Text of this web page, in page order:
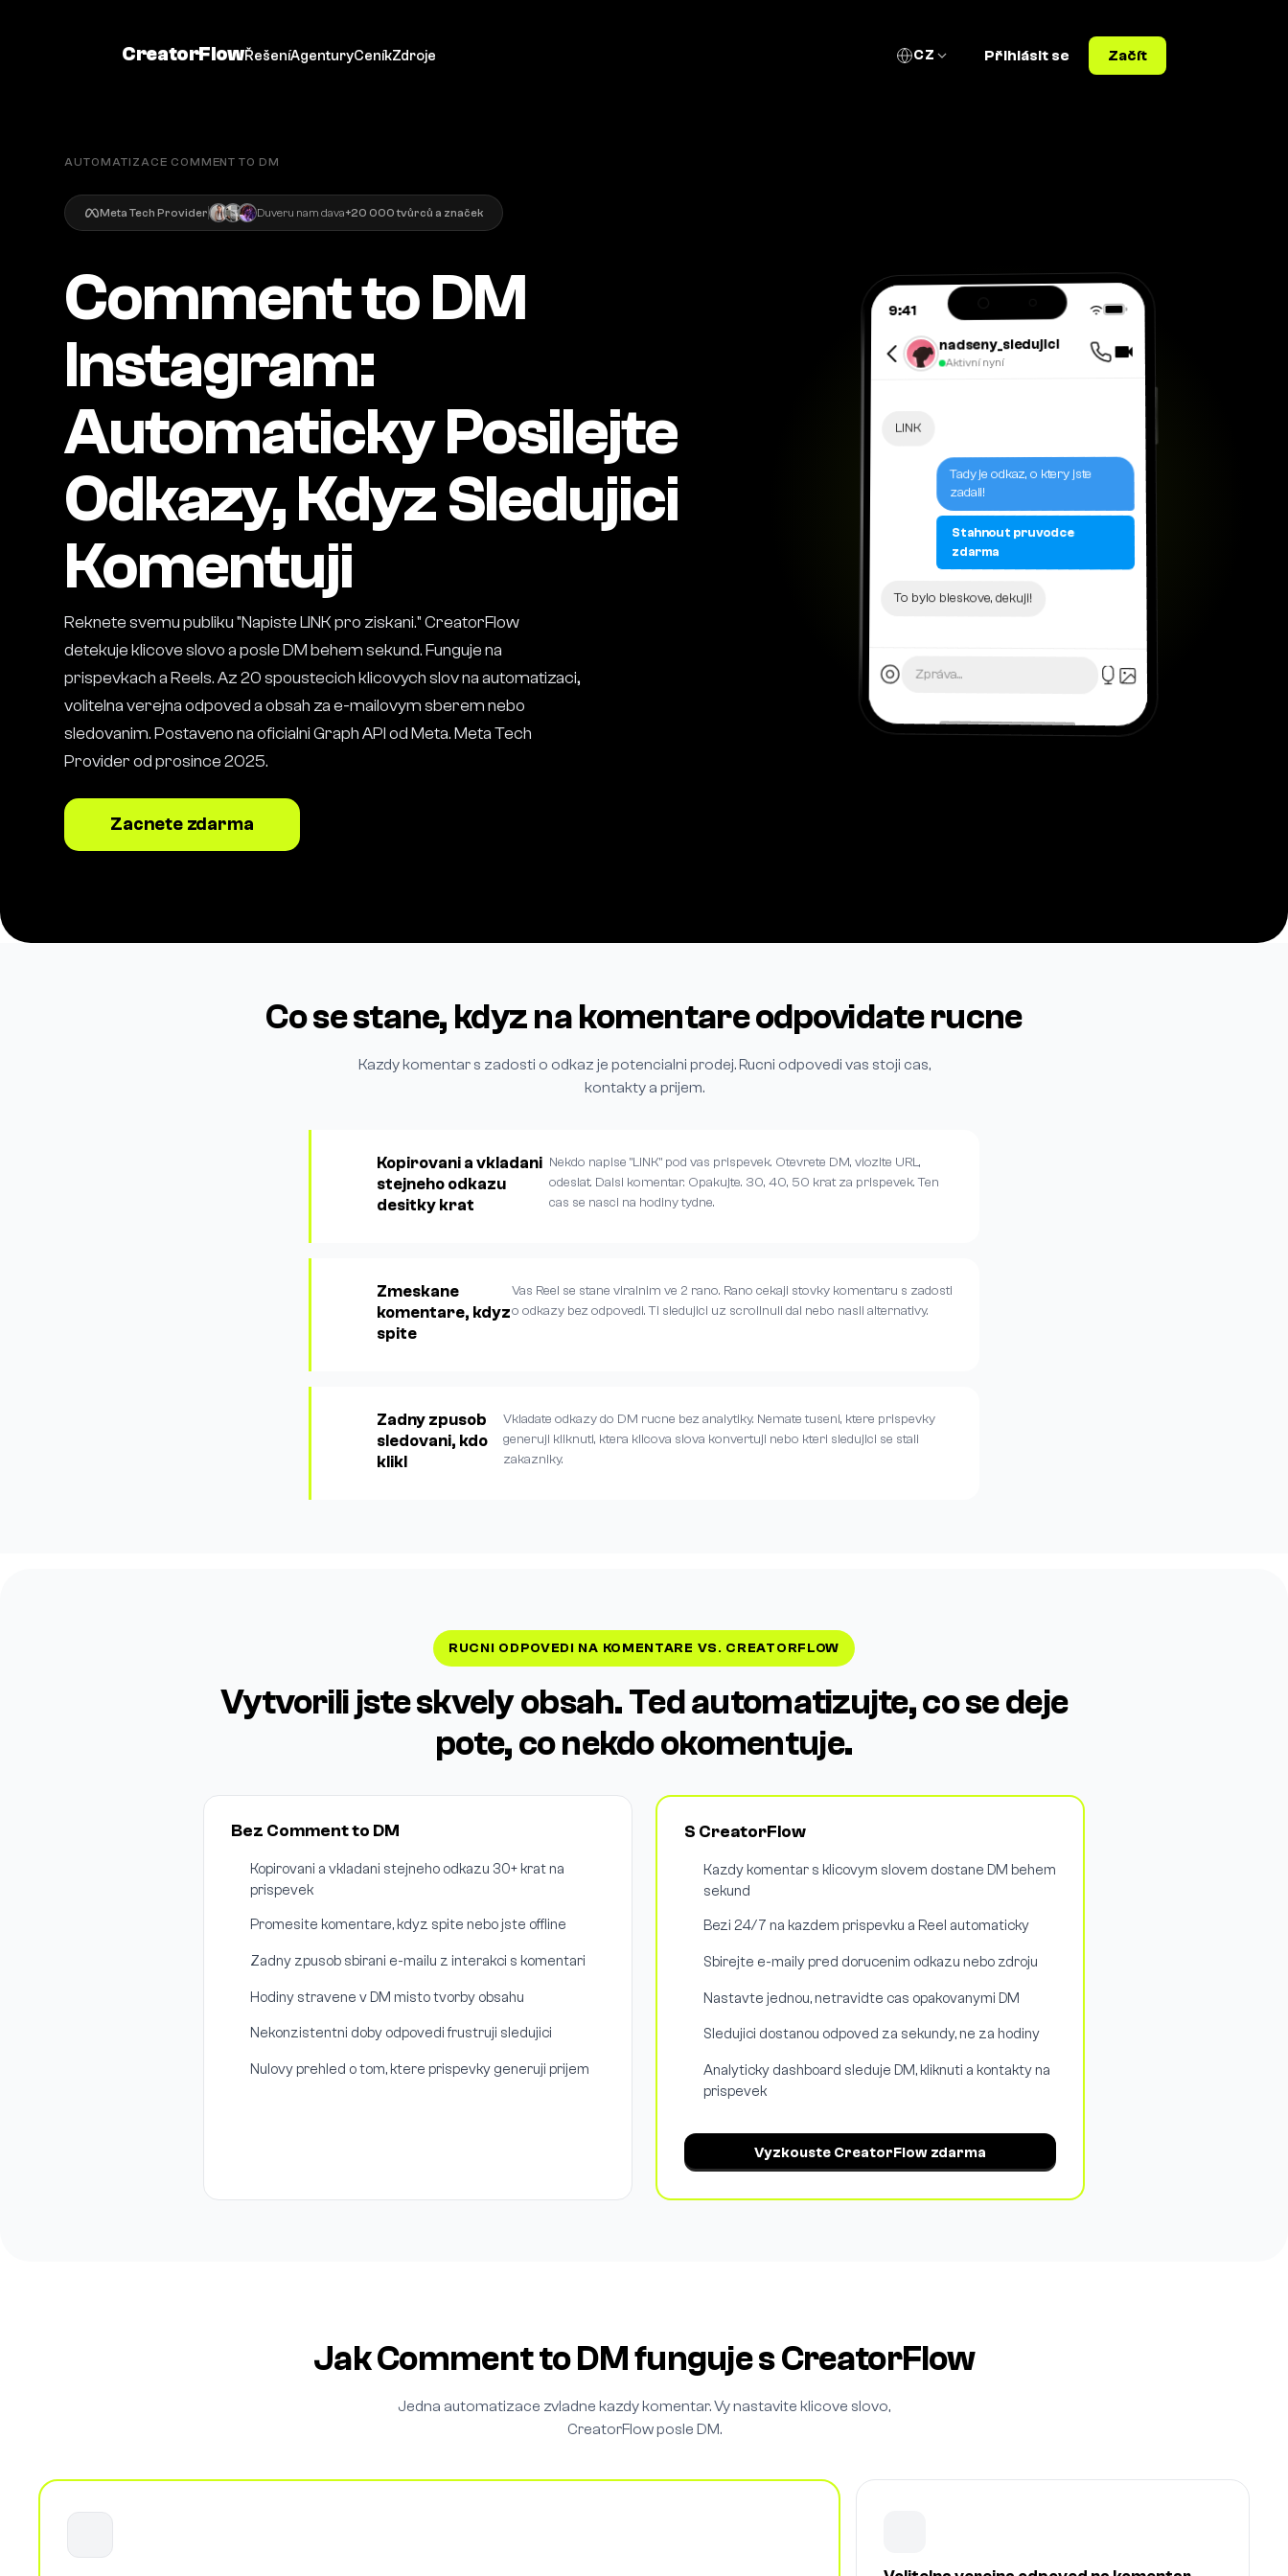
CreatorFlowŘešeníAgenturyCeníkZdroje CZ Přihlásit se Začít
AUTOMATIZACE COMMENT TO DM
Meta Tech Provider Duveru nam dava+20 000 tvůrců a značek
Comment to DM
Instagram:
Automaticky Posilejte
Odkazy, Kdyz Sledujici
Komentuji
Reknete svemu publiku "Napiste LINK pro ziskani." CreatorFlow
detekuje klicove slovo a posle DM behem sekund. Funguje na
prispevkach a Reels. Az 20 spoustecich klicovych slov na automatizaci,
volitelna verejna odpoved a obsah za e-mailovym sberem nebo
sledovanim. Postaveno na oficialni Graph API od Meta. Meta Tech
Provider od prosince 2025.
Zacnete zdarma
9:41
nadseny_sledujici
Aktivní nyní
LINK
Tady je odkaz, o ktery jste
zadali!
Stahnout pruvodce
zdarma
To bylo bleskove, dekuji!
Zpráva...
Co se stane, kdyz na komentare odpovidate rucne
Kazdy komentar s zadosti o odkaz je potencialni prodej. Rucni odpovedi vas stoji cas,
kontakty a prijem.
Kopirovani a vkladani
stejneho odkazu
desitky krat
Nekdo napise "LINK" pod vas prispevek. Otevrete DM, vlozite URL,
odeslat. Dalsi komentar. Opakujte. 30, 40, 50 krat za prispevek. Ten
cas se nasci na hodiny tydne.
Zmeskane
komentare, kdyz
spite
Vas Reel se stane viralnim ve 2 rano. Rano cekaji stovky komentaru s zadosti
o odkazy bez odpovedi. Ti sledujici uz scrollnuli dal nebo nasli alternativy.
Zadny zpusob
sledovani, kdo
klikl
Vkladate odkazy do DM rucne bez analytiky. Nemate tuseni, ktere prispevky
generuji kliknuti, ktera klicova slova konvertuji nebo kteri sledujici se stali
zakazniky.
RUCNI ODPOVEDI NA KOMENTARE VS. CREATORFLOW
Vytvorili jste skvely obsah. Ted automatizujte, co se deje
pote, co nekdo okomentuje.
Bez Comment to DM
Kopirovani a vkladani stejneho odkazu 30+ krat na
prispevek
Promesite komentare, kdyz spite nebo jste offline
Zadny zpusob sbirani e-mailu z interakci s komentari
Hodiny stravene v DM misto tvorby obsahu
Nekonzistentni doby odpovedi frustruji sledujici
Nulovy prehled o tom, ktere prispevky generuji prijem
S CreatorFlow
Kazdy komentar s klicovym slovem dostane DM behem
sekund
Bezi 24/7 na kazdem prispevku a Reel automaticky
Sbirejte e-maily pred dorucenim odkazu nebo zdroju
Nastavte jednou, netravidte cas opakovanymi DM
Sledujici dostanou odpoved za sekundy, ne za hodiny
Analyticky dashboard sleduje DM, kliknuti a kontakty na
prispevek
Vyzkouste CreatorFlow zdarma
Jak Comment to DM funguje s CreatorFlow
Jedna automatizace zvladne kazdy komentar. Vy nastavite klicove slovo,
CreatorFlow posle DM.